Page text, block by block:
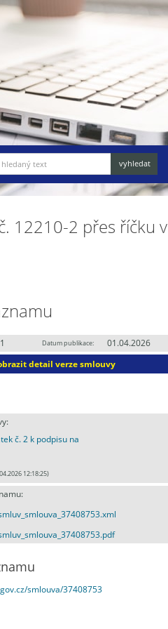
12210-2 přes říčku v
1 Datum publikace:
01.04.2026
detail verze smlouvy
č. 2 k podpisu na
12:18:25)
smlouva/37408753